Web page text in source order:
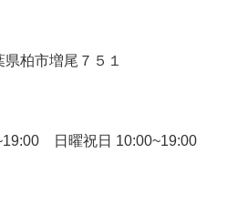
柏市増尾７５１
日曜祝日 10:00~19:00